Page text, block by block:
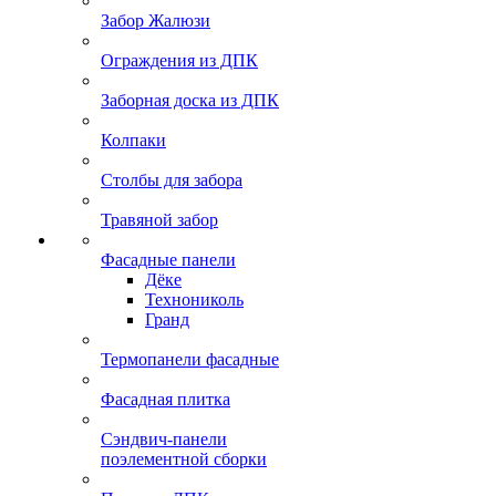
Забор Жалюзи
Ограждения из ДПК
Заборная доска из ДПК
Колпаки
Столбы для забора
Травяной забор
Фасадные панели
Дёке
Технониколь
Гранд
Термопанели фасадные
Фасадная плитка
Сэндвич-панели
поэлементной сборки